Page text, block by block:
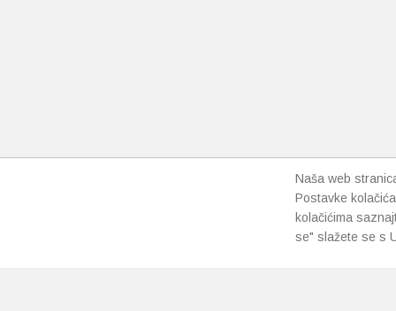
Naša web
Postavke
kolačićima
se" slažete se s